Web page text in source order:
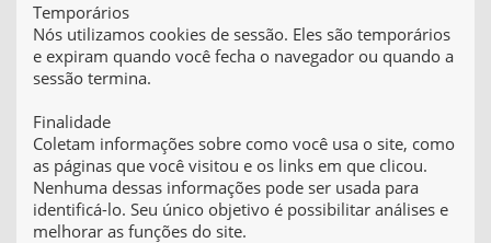
Temporários
Nós utilizamos cookies de sessão. Eles são temporários
e expiram quando você fecha o navegador ou quando a
sessão termina.
Finalidade
Coletam informações sobre como você usa o site, como
as páginas que você visitou e os links em que clicou.
Nenhuma dessas informações pode ser usada para
identificá-lo. Seu único objetivo é possibilitar análises e
melhorar as funções do site.